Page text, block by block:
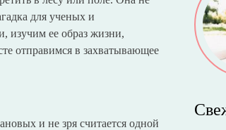
для ученых и
изучим ее образ жизни,
отправимся в захватывающее
и не зря считается одной